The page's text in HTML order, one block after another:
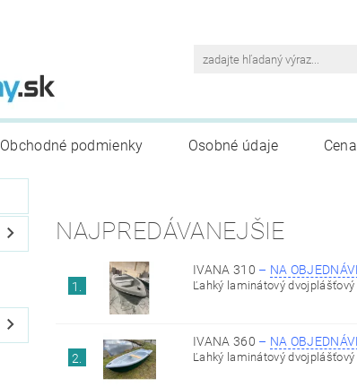
Obchodné podmienky Osobné údaje
NAJPREDÁVANEJŠIE
1.
IVANA 310 – NA
Ľahký laminátový dvojplášťový
2.
IVANA 360 – NA
Ľahký laminátový dvojplášťový